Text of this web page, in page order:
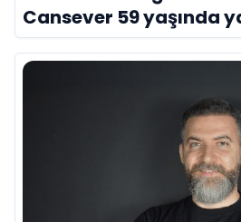
Cansever 59 yaşında